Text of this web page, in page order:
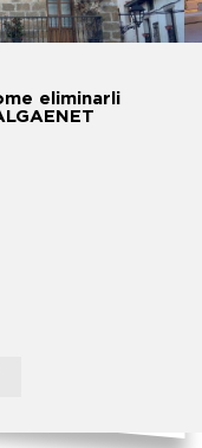
eliminarli